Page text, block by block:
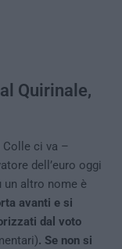
Quirinale,
Colle ci va –
dell’euro oggi
un altro nome è
avanti e si
dal voto
. Se non si